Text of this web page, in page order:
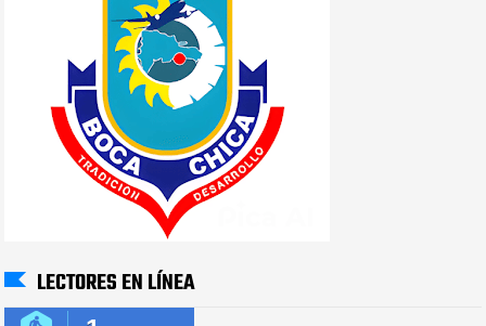
LECTORES EN LÍNEA